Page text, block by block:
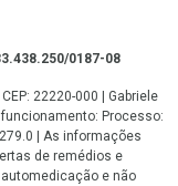
0187-08
22220-000 | Gabriele
Processo:
| As informações
de remédios e
e não